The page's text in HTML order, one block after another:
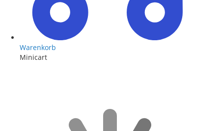
Warenkorb
Minicart